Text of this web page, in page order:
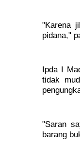
"Karena
pidana,"
Ipda I
tidak
"Saran
barang